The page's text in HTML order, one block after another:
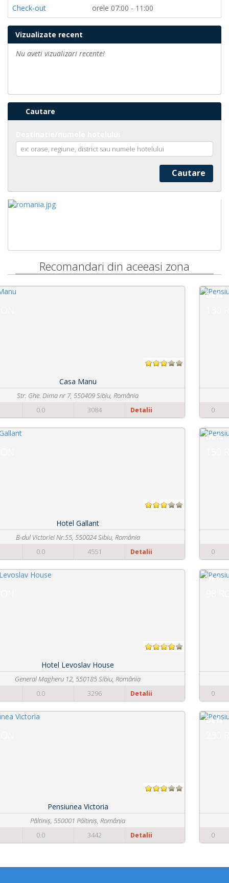
Check-out orele 07:00 - 11:00
Vizualizate recent
Nu aveti vizualizari recente!
Cautare
Recomandari din aceeasi zona
De la
Pensiunea Transilvania
Strada Hipodromului , nr. 9A, 550360 Sibiu, România
2271
De la
Pensiunea Rafael
DJ 106A Sibiu-Paltinis,nr.FN, 550001 Păltiniș, România
3446
De la
Pensiunea Lazy
Campului nr. 31, 557260 Șelimbăr, România
3969
De la
Pensiunea La Rezidenta
Strada Carbunelui nr. 5, 550299 Sibiu, România
2725